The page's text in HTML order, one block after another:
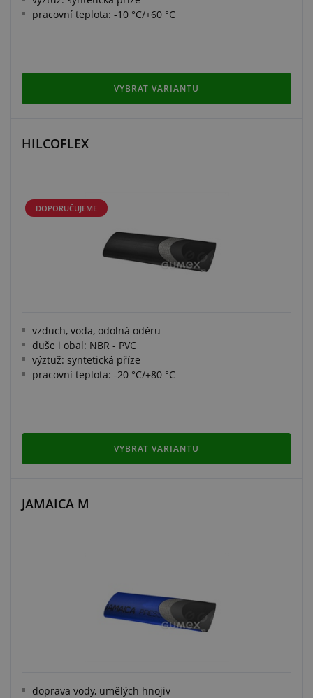
pracovní teplota: -10 °C/+60 °C
VYBRAT VARIANTU
HILCOFLEX
DOPORUČUJEME
vzduch, voda, odolná oděru
duše i obal: NBR - PVC
výztuž: syntetická příze
pracovní teplota: -20 °C/+80 °C
VYBRAT VARIANTU
JAMAICA M
doprava vody, umělých hnojiv